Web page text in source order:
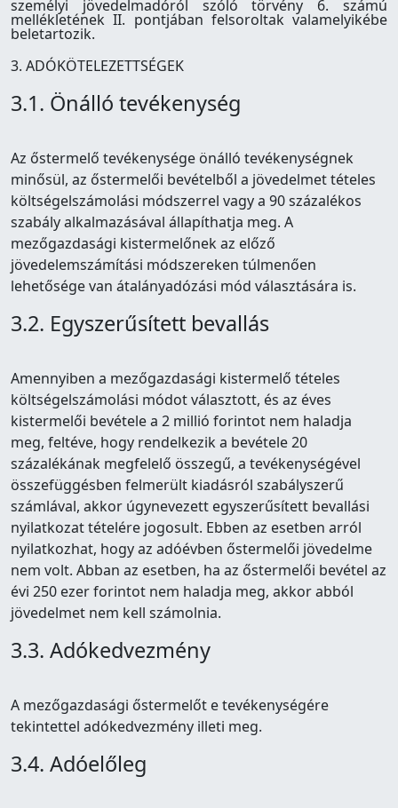
személyi jövedelmadóról szóló törvény 6. számú
mellékletének II. pontjában felsoroltak valamelyikébe
beletartozik.
3. ADÓKÖTELEZETTSÉGEK
3.1. Önálló tevékenység
Az őstermelő tevékenysége önálló tevékenységnek
minősül, az őstermelői bevételből a jövedelmet tételes
költségelszámolási módszerrel vagy a 90 százalékos
szabály alkalmazásával állapíthatja meg. A
mezőgazdasági kistermelőnek az előző
jövedelemszámítási módszereken túlmenően
lehetősége van átalányadózási mód választására is.
3.2. Egyszerűsített bevallás
Amennyiben a mezőgazdasági kistermelő tételes
költségelszámolási módot választott, és az éves
kistermelői bevétele a 2 millió forintot nem haladja
meg, feltéve, hogy rendelkezik a bevétele 20
százalékának megfelelő összegű, a tevékenységével
összefüggésben felmerült kiadásról szabályszerű
számlával, akkor úgynevezett egyszerűsített bevallási
nyilatkozat tételére jogosult. Ebben az esetben arról
nyilatkozhat, hogy az adóévben őstermelői jövedelme
nem volt. Abban az esetben, ha az őstermelői bevétel az
évi 250 ezer forintot nem haladja meg, akkor abból
jövedelmet nem kell számolnia.
3.3. Adókedvezmény
A mezőgazdasági őstermelőt e tevékenységére
tekintettel adókedvezmény illeti meg.
3.4. Adóelőleg